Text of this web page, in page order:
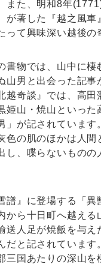
また、明和8年
が著した『越之風車
って興味深い越後の
物では、山中に棲
山男と出会った記
越奇談』では、高田
姫山・焼山といった
」が記されています
色の肌のほかは人間
し、喋らないものの
』に登場する「異
から十日町へ越える
送人足が焼飯を与え
だと記されています
三国あたりの深山を